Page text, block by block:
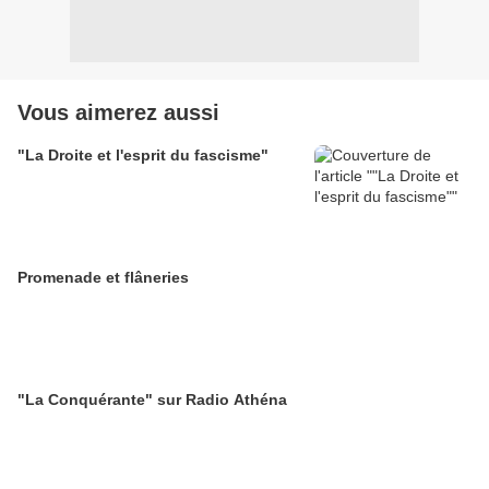
Vous aimerez aussi
"La Droite et l'esprit du fascisme"
Promenade et flâneries
"La Conquérante" sur Radio Athéna